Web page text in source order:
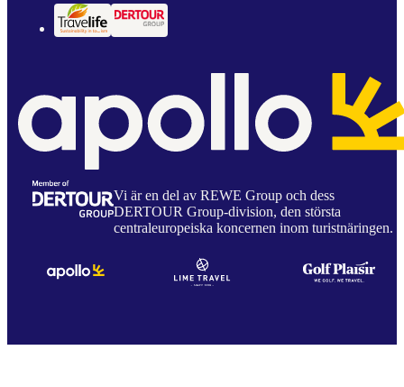
Vi är en del av REWE Group och dess
DERTOUR Group-division, den största
centraleuropeiska koncernen inom turistnäringen.